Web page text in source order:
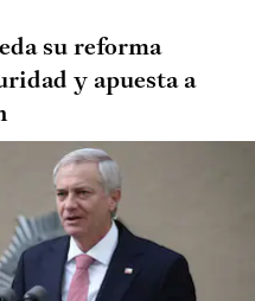
su reforma
y apuesta a